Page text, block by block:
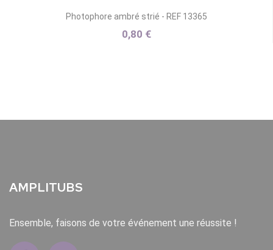
Photophore ambré strié - REF 13365
0,80 €
AMPLITUBS
Ensemble, faisons de votre événement une réussite !